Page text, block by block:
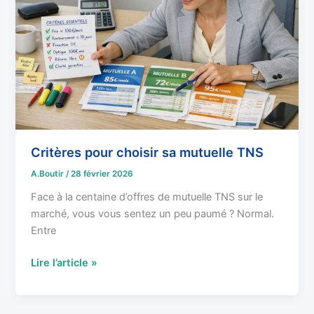
Critères pour choisir sa mutuelle TNS
A.Boutir/28 février 2026
Face à la centaine d’offres de mutuelle TNS sur le
marché, vous vous sentez un peu paumé ? Normal.
Entre
mutuelle
TNS
Lire l’article »